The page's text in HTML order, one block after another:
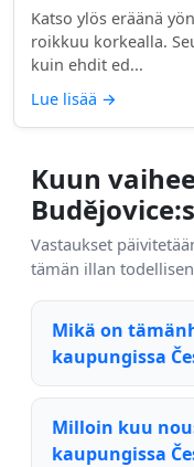
Katso ylös eräänä
roikkuu korkealla.
kuin ehdit ed...
Lue lisää →
Kuun
Vastaukset
tämän illan
Mikä on
kaupungissa
Milloin kuu
kaupungissa